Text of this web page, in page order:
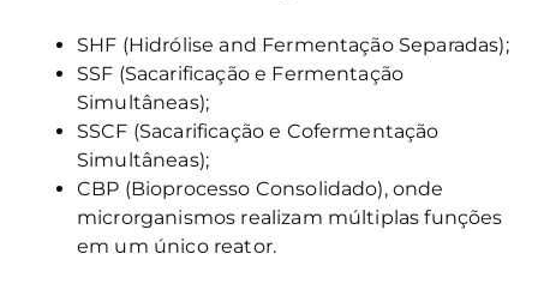
SHF (Hidrólise and Fermentação Separadas);
SSF (Sacarificação e Fermentação
Simultâneas);
SSCF (Sacarificação e Cofermentação
Simultâneas);
CBP (Bioprocesso Consolidado), onde
microrganismos realizam múltiplas funções
em um único reator.